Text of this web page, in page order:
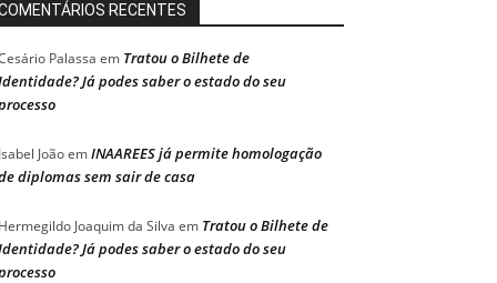
RECENTES
Palassa em Tratou o Bilhete de
Já podes saber o estado do seu
JoãoemINAAREES já permite homologação
diplomas sem sair de casa
Joaquim da Silva em Tratou o Bilhete de
Já podes saber o estado do seu